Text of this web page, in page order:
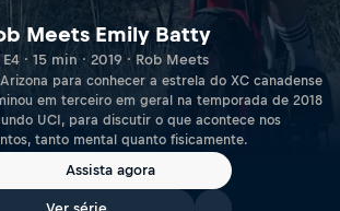
Meets Emily Batty
· 15 min · 2019 · Rob Meets
para conhecer a estrela do XC canadense
em terceiro em geral na temporada de 2018
UCI, para discutir o que acontece nos
tanto mental quanto fisicamente.
Assista agora